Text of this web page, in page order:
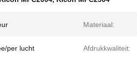
Materiaal:
per lucht Afdrukkwaliteit: